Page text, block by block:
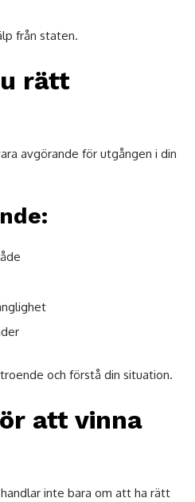
från staten.
rätt
avgörande för utgången i din
och förstå din situation.
att vinna
inte bara om att ha rätt